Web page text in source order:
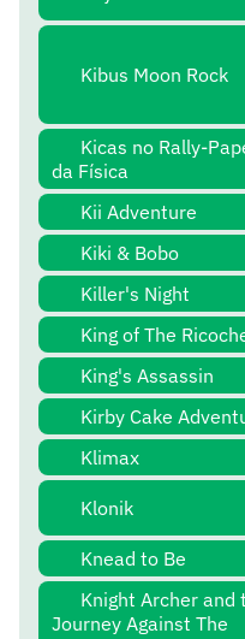
Kibus Moon Rock
Kicas no Rally-
da Física
Kii Adventure
Kiki & Bobo
Killer's Night
King of The
King's Assassin
Kirby Cake
Klimax
Klonik
Knead to Be
Knight Archer and
Journey Against The